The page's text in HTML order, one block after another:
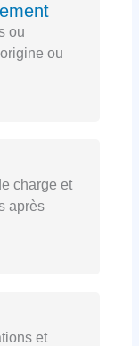
ou
ou
charge et
après
et